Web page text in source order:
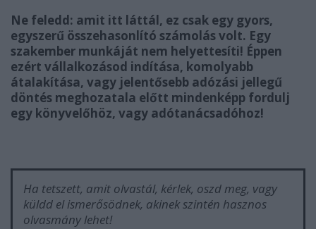
Ne feledd: amit itt láttál, ez csak egy gyors,
egyszerű összehasonlító számolás volt. Egy
szakember munkáját nem helyettesíti! Éppen
ezért vállalkozásod indítása, komolyabb
átalakítása, vagy jelentősebb adózási jellegű
döntés meghozatala előtt mindenképp fordulj
egy könyvelőhöz, vagy adótanácsadóhoz!
Ha tetszett, amit olvastál, kérlek, oszd meg, vagy
küldd el ismerősödnek, akinek szintén hasznos
olvasmány lehet!